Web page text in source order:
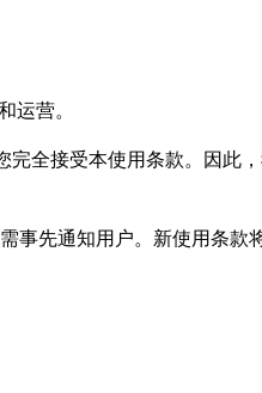
运营。
全接受本使用条款。因此
事先通知用户。新使用条款